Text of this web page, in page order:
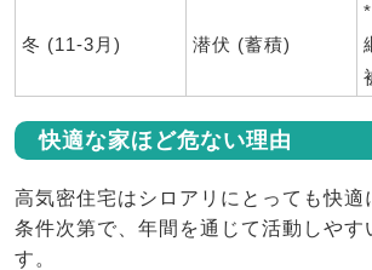
冬 (11-3月) 潜伏 (蓄積)
快適な家ほど危ない理由
高気密住宅はシロアリにとっても快適
条件次第で、年間を通じて活動しやす
す。